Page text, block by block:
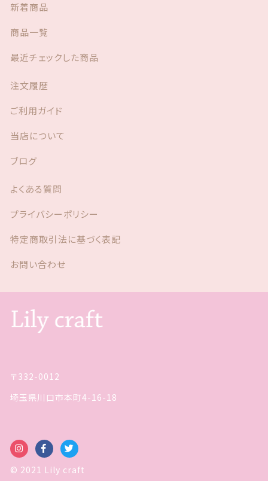
新着商品
商品一覧
最近チェックした商品
注文履歴
ご利用ガイド
当店について
ブログ
よくある質問
プライバシーポリシー
特定商取引法に基づく表記
お問い合わせ
〒332-0012
埼玉県川口市本町4-16-18
© 2021 Lily craft